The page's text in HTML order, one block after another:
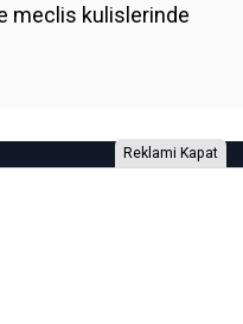
meclis kulislerinde
Reklami Kapat